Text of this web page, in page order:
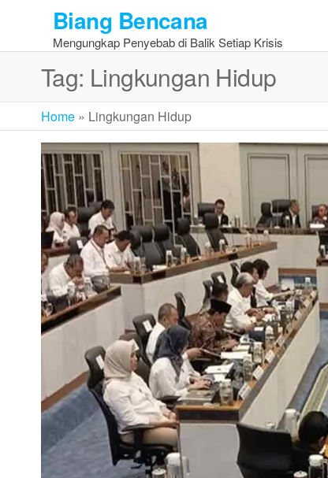
the
Biang Bencana
Mengungkap Penyebab di Balik Setiap Krisis
Tag: Lingkungan Hidup
Home » Lingkungan Hidup